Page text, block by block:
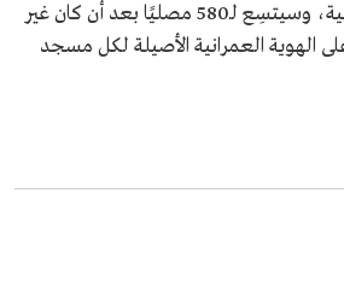
في مرحلته الثانية، وسيتسِع لـ580 مصليًا بعد أن كان غير
الهوية العمرانية الأصيلة لكل مسجد